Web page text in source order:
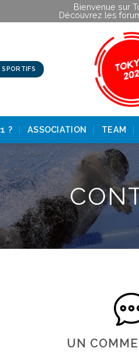
Bienvenue sur
Découvrez les
SPORTIFS
? ASSOCIATION TEAM
UN